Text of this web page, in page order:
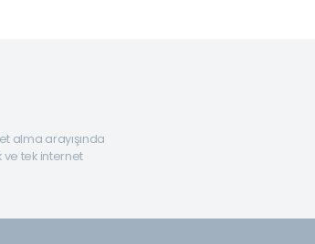
alma arayışında
ve tek internet